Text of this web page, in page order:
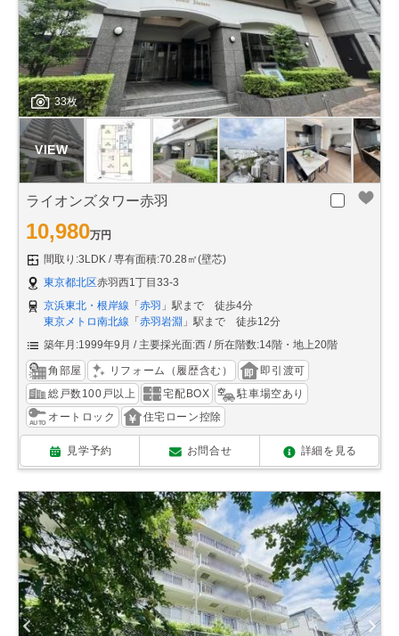
33枚
ライオンズタワー赤羽
10,980万円
間取り:3LDK
専有面積:70.28㎡(壁芯)
東京都北区赤羽西1丁目33-3
京浜東北・根岸線 「赤羽 」駅まで 徒歩4分
東京メトロ南北線 「赤羽岩淵 」駅まで 徒歩12分
築年月:1999年9月
主要採光面:西 所在階数:14階・地上20階
角部屋 リフォーム（履歴含む）
即引渡可
総戸数100戸以上
宅配BOX
駐車場空あり
オートロック
住宅ローン控除
見学予約 お問合せ 詳細を見る